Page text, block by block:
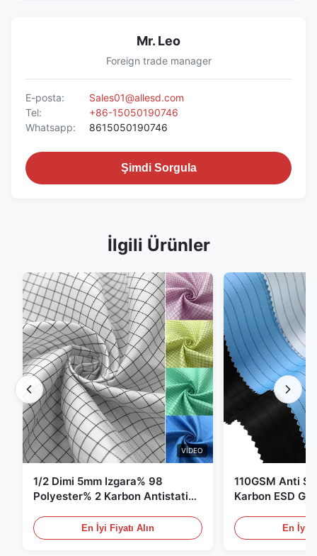
Mr. Leo
Foreign trade manager
E-posta:
Sales01@allesd.com
Tel:
+86-15050190746
Whatsapp:
8615050190746
Şimdi Sorgula
İlgili Ürünler
VIDEO
1/2 Dimi 5mm Izgara% 98
Polyester% 2 Karbon Antistatik
En İyi Fiyatı Alın
110GSM Anti
Karbon ESD
En İyi